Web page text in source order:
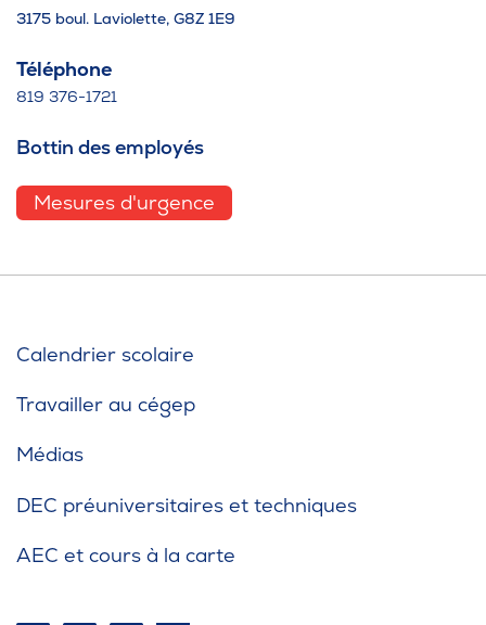
3175 boul. Laviolette, G8Z 1E9
Téléphone
819 376-1721
Bottin des employés
Mesures d'urgence
Calendrier scolaire
Travailler au cégep
Médias
DEC préuniversitaires et techniques
AEC et cours à la carte